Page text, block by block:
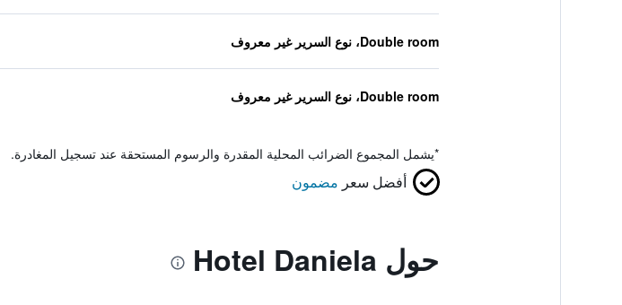
Double room، نوع السرير غير معروف
Double room، نوع السرير غير معروف
*يشمل المجموع الضرائب المحلية المقدرة والرسوم المستحقة عند تسجيل المغادرة.
أفضل سعر مضمون
حول Hotel Daniela